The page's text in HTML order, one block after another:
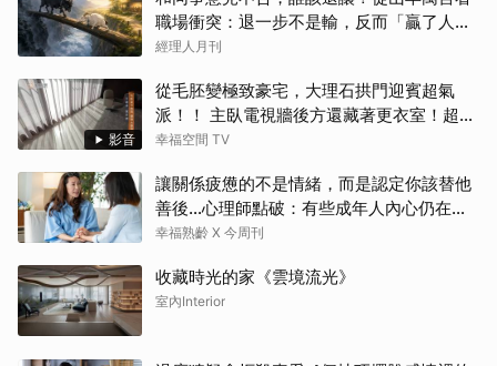
職場衝突：退一步不是輸，反而「贏了人
生」
經理人月刊
影音
從毛胚變極致豪宅，大理石拱門迎賓超氣
派！！ 主臥電視牆後方還藏著更衣室！超流
暢「女生夢想空間」大公開！
幸福空間 TV
讓關係疲憊的不是情緒，而是認定你該替他
善後…心理師點破：有些成年人內心仍在等
待「媽媽」安撫
幸福熟齡 X 今周刊
收藏時光的家《雲境流光》
室內Interior